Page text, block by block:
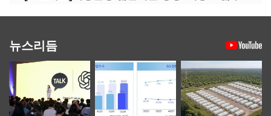
뉴스리듬